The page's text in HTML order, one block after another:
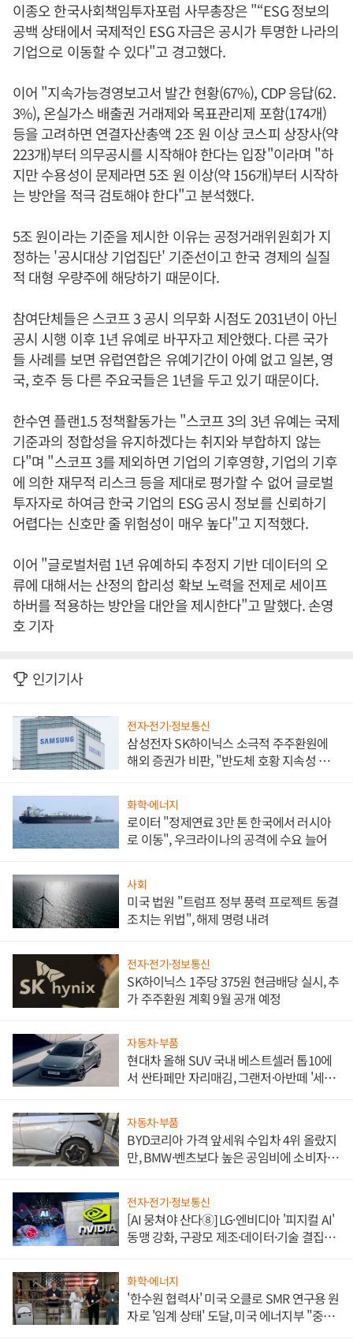
이종오 한국사회책임투자포럼 사무총장은 "“ESG 정보의
공백 상태에서 국제적인 ESG 자금은 공시가 투명한 나라의
기업으로 이동할 수 있다"고 경고했다.
이어 "지속가능경영보고서 발간 현황(67%), CDP 응답(62.
3%), 온실가스 배출권 거래제와 목표관리제 포함(174개)
등을 고려하면 연결자산총액 2조 원 이상 코스피 상장사(약
223개)부터 의무공시를 시작해야 한다는 입장"이라며 "하
지만 수용성이 문제라면 5조 원 이상(약 156개)부터 시작하
는 방안을 적극 검토해야 한다"고 분석했다.
5조 원이라는 기준을 제시한 이유는 공정거래위원회가 지
정하는 '공시대상 기업집단' 기준선이고 한국 경제의 실질
적 대형 우량주에 해당하기 때문이다.
참여단체들은 스코프 3 공시 의무화 시점도 2031년이 아닌
공시 시행 이후 1년 유예로 바꾸자고 제안했다. 다른 국가
들 사례를 보면 유럽연합은 유예기간이 아예 없고 일본, 영
국, 호주 등 다른 주요국들은 1년을 두고 있기 때문이다.
한수연 플랜1.5 정책활동가는 "스코프 3의 3년 유예는 국제
기준과의 정합성을 유지하겠다는 취지와 부합하지 않는
다"며 "스코프 3를 제외하면 기업의 기후영향, 기업의 기후
에 의한 재무적 리스크 등을 제대로 평가할 수 없어 글로벌
투자자로 하여금 한국 기업의 ESG 공시 정보를 신뢰하기
어렵다는 신호만 줄 위험성이 매우 높다"고 지적했다.
이어 "글로벌처럼 1년 유예하되 추정지 기반 데이터의 오
류에 대해서는 산정의 합리성 확보 노력을 전제로 세이프
하버를 적용하는 방안을 대안을 제시한다"고 말했다. 손영
호 기자
인기기사
전자·전기·정보통신
삼성전자 SK하이닉스 소극적 주주환원에
해외 증권가 비판, "반도체 호황 지속성 의
화학·에너지
로이터 "정제연료 3만 톤 한국에서 러시아
로 이동", 우크라이나의 공격에 수요 늘어
사회
미국 법원 "트럼프 정부 풍력 프로젝트 동결
조치는 위법", 해제 명령 내려
전자·전기·정보통신
SK하이닉스 1주당 375원 현금배당 실시, 추
가 주주환원 계획 9월 공개 예정
자동차·부품
현대차 올해 SUV 국내 베스트셀러 톱10에
서 싼타페만 자리매김, 그랜저·아반떼 '세단
자동차·부품
BYD코리아 가격 앞세워 수입차 4위 올랐지
만, BMW·벤츠보다 높은 공임비에 소비자
전자·전기·정보통신
[AI 뭉쳐야 산다⑧] LG·엔비디아 '피지컬 AI'
동맹 강화, 구광모 제조·데이터·기술 결집
화학·에너지
'한수원 협력사' 미국 오클로 SMR 연구용 원
자로 '임계 상태' 도달, 미국 에너지부 "중요